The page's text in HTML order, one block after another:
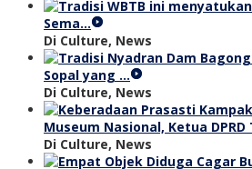
Sema…
Di Culture, News
Sopal yang …
Di Culture, News
Museum Nasional, Ketua
Di Culture, News